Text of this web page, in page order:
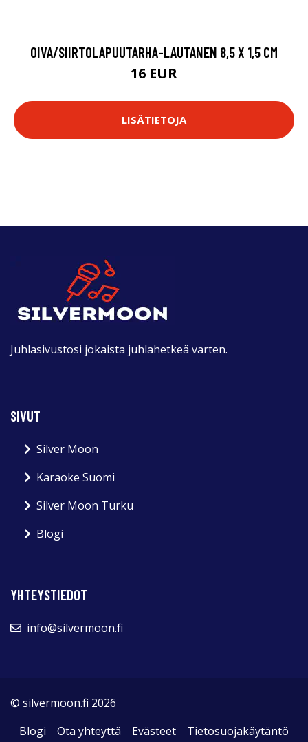
OIVA/SIIRTOLAPUUTARHA-LAUTANEN 8,5 X 1,5 CM
16 EUR
LISÄTIETOJA
Juhlasivustosi jokaista juhlahetkeä varten.
SIVUT
Silver Moon
Karaoke Suomi
Silver Moon Turku
Blogi
YHTEYSTIEDOT
info@silvermoon.fi
© silvermoon.fi 2026
Blogi
Ota yhteyttä Evästeet
Tietosuojakäytäntö